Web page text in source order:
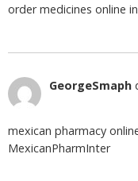
order medicines online
GeorgeSmaph
mexican pharmacy
MexicanPharmInter